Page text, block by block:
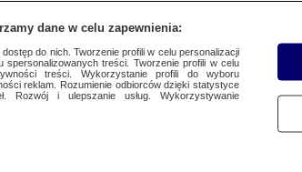
dane w celu zapewnienia:
do nich. Tworzenie profili w celu personalizacji
treści. Tworzenie profili w celu
treści. Wykorzystanie profili do wyboru
reklam. Rozumienie odbiorców dzięki statystyce
Rozwój i ulepszanie usług. Wykorzystywanie